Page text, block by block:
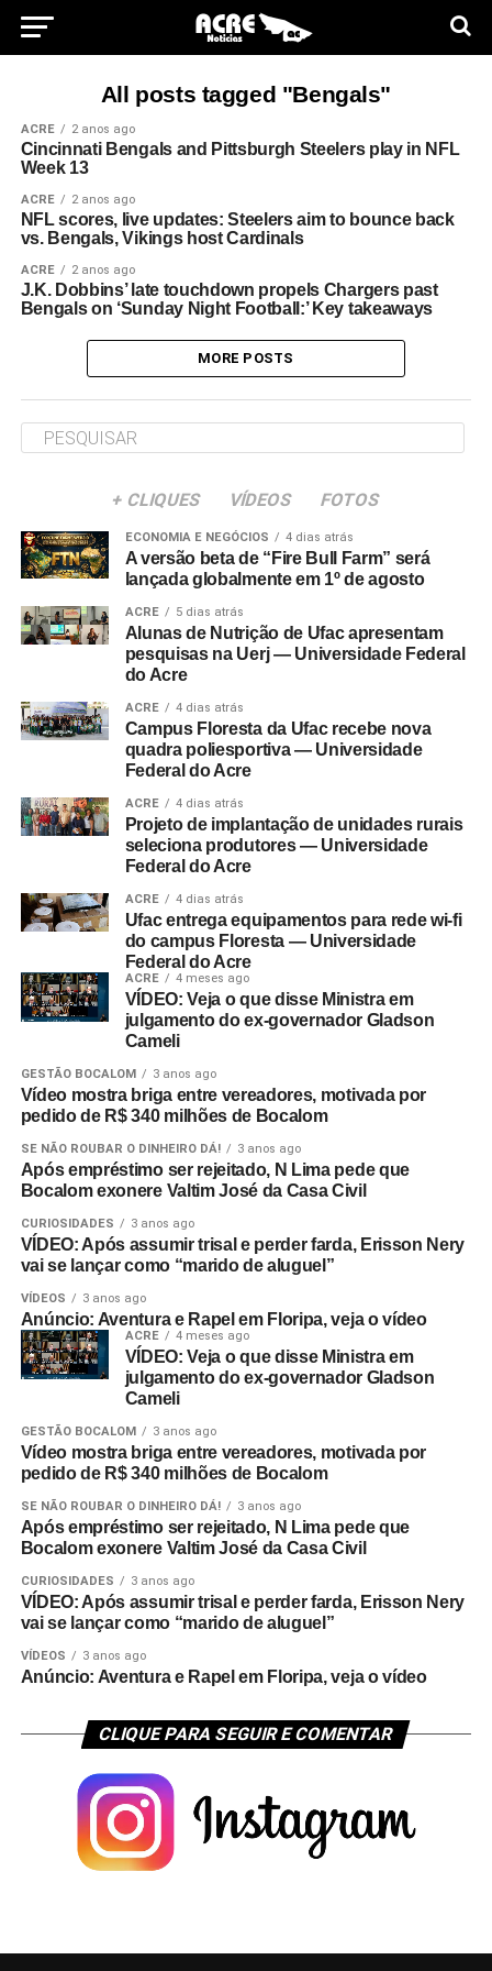
All posts tagged "Bengals"
ACRE 2 anos ago
Cincinnati Bengals and Pittsburgh Steelers play in NFL
Week 13
ACRE 2 anos ago
NFL scores, live updates: Steelers aim to bounce back
vs. Bengals, Vikings host Cardinals
ACRE 2 anos ago
J.K. Dobbins’ late touchdown propels Chargers past
Bengals on ‘Sunday Night Football:’ Key takeaways
MORE POSTS
+ CLIQUES VÍDEOS FOTOS
ECONOMIA E NEGÓCIOS 4 dias atrás
A versão beta de “Fire Bull Farm” será
lançada globalmente em 1º de agosto
ACRE 5 dias atrás
Alunas de Nutrição de Ufac apresentam
pesquisas na Uerj — Universidade Federal
do Acre
ACRE 4 dias atrás
Campus Floresta da Ufac recebe nova
quadra poliesportiva — Universidade
Federal do Acre
ACRE 4 dias atrás
Projeto de implantação de unidades rurais
seleciona produtores — Universidade
Federal do Acre
ACRE 4 dias atrás
Ufac entrega equipamentos para rede wi-fi
do campus Floresta — Universidade
Federal do Acre
ACRE 4 meses ago
VÍDEO: Veja o que disse Ministra em
julgamento do ex-governador Gladson
Cameli
GESTÃO BOCALOM 3 anos ago
Vídeo mostra briga entre vereadores, motivada por
pedido de R$ 340 milhões de Bocalom
SE NÃO ROUBAR O DINHEIRO DÁ! 3 anos ago
Após empréstimo ser rejeitado, N Lima pede que
Bocalom exonere Valtim José da Casa Civil
CURIOSIDADES 3 anos ago
VÍDEO: Após assumir trisal e perder farda, Erisson Nery
vai se lançar como “marido de aluguel”
VÍDEOS 3 anos ago
Anúncio: Aventura e Rapel em Floripa, veja o vídeo
ACRE 4 meses ago
VÍDEO: Veja o que disse Ministra em
julgamento do ex-governador Gladson
Cameli
GESTÃO BOCALOM 3 anos ago
Vídeo mostra briga entre vereadores, motivada por
pedido de R$ 340 milhões de Bocalom
SE NÃO ROUBAR O DINHEIRO DÁ! 3 anos ago
Após empréstimo ser rejeitado, N Lima pede que
Bocalom exonere Valtim José da Casa Civil
CURIOSIDADES 3 anos ago
VÍDEO: Após assumir trisal e perder farda, Erisson Nery
vai se lançar como “marido de aluguel”
VÍDEOS 3 anos ago
Anúncio: Aventura e Rapel em Floripa, veja o vídeo
CLIQUE PARA SEGUIR E COMENTAR